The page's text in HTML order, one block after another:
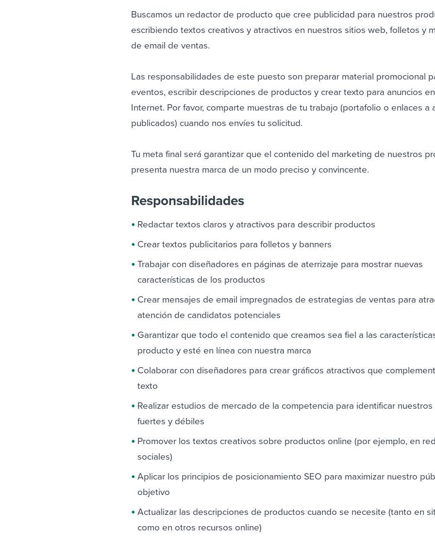
Buscamos un redactor de producto que cree publicidad para nuestros
escribiendo textos creativos y atractivos en nuestros sitios web, folletos y
de email de ventas.
Las responsabilidades de este puesto son preparar material promocional
eventos, escribir descripciones de productos y crear texto para anuncios en
Internet. Por favor, comparte muestras de tu trabajo (portafolio o enlaces a
publicados) cuando nos envíes tu solicitud.
Tu meta final será garantizar que el contenido del marketing de nuestros
presenta nuestra marca de un modo preciso y convincente.
Responsabilidades
Redactar textos claros y atractivos para describir productos
Crear textos publicitarios para folletos y banners
Trabajar con diseñadores en páginas de aterrizaje para mostrar nuevas
características de los productos
Crear mensajes de email impregnados de estrategias de ventas para
atención de candidatos potenciales
Garantizar que todo el contenido que creamos sea fiel a las
producto y esté en línea con nuestra marca
Colaborar con diseñadores para crear gráficos atractivos que
texto
Realizar estudios de mercado de la competencia para identificar nuestros
fuertes y débiles
Promover los textos creativos sobre productos online (por ejemplo, en
sociales)
Aplicar los principios de posicionamiento SEO para maximizar nuestro
objetivo
Actualizar las descripciones de productos cuando se necesite (tanto en
como en otros recursos online)